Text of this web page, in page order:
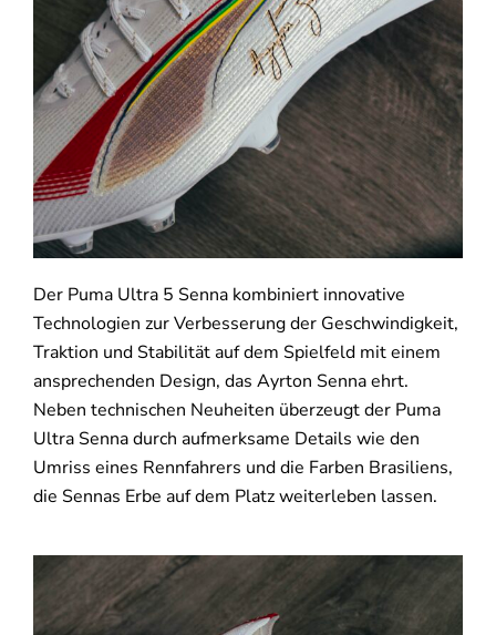
Der Puma Ultra 5 Senna kombiniert innovative
Technologien zur Verbesserung der Geschwindigkeit,
Traktion und Stabilität auf dem Spielfeld mit einem
ansprechenden Design, das Ayrton Senna ehrt.
Neben technischen Neuheiten überzeugt der Puma
Ultra Senna durch aufmerksame Details wie den
Umriss eines Rennfahrers und die Farben Brasiliens,
die Sennas Erbe auf dem Platz weiterleben lassen.